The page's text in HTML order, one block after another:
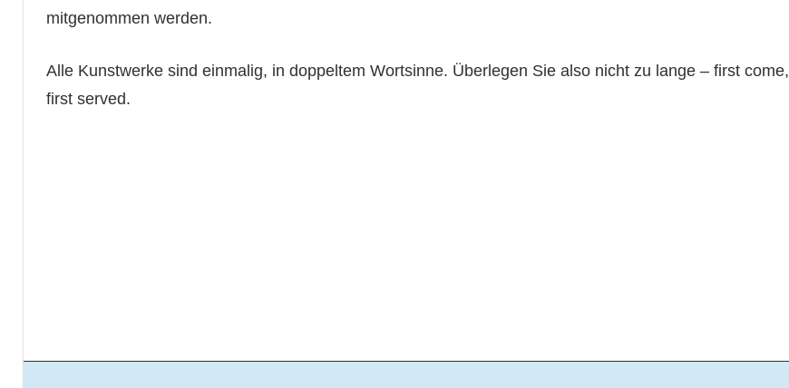
mitgenommen werden.
Alle Kunstwerke sind einmalig, in doppeltem Wortsinne. Überlegen Sie also nicht zu lange – first come,
first served.